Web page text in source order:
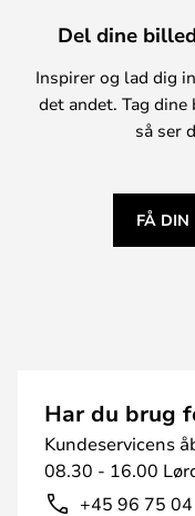
Del dine
Inspirer og lad dig
det andet. Tag dine
så ser
FÅ DIN
Har du brug
Kundeservicens
08.30 - 16.00
+45 96 75